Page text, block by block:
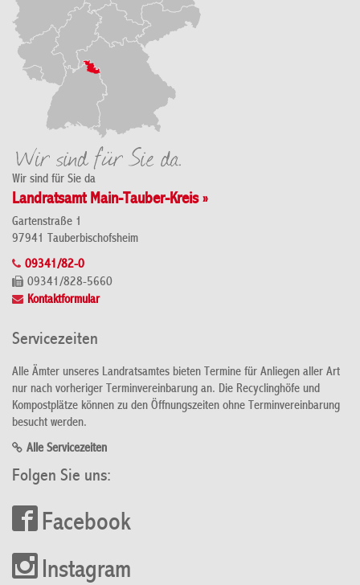
Wir sind für Sie da
Landratsamt Main-Tauber-Kreis »
Gartenstraße 1
97941 Tauberbischofsheim
09341/82-0
09341/828-5660
Kontaktformular
Servicezeiten
Alle Ämter unseres Landratsamtes bieten Termine für Anliegen aller Art
nur nach vorheriger Terminvereinbarung an. Die Recyclinghöfe und
Kompostplätze können zu den Öffnungszeiten ohne Terminvereinbarung
besucht werden.
Alle Servicezeiten
Folgen Sie uns:
Facebook
Instagram